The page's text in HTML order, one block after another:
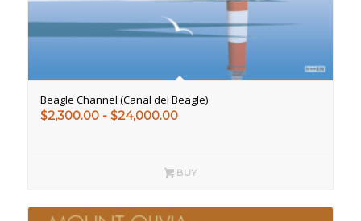
Beagle Channel (Canal del Beagle)
$2,300.00 - $24,000.00Rango
desde
hasta
BUY